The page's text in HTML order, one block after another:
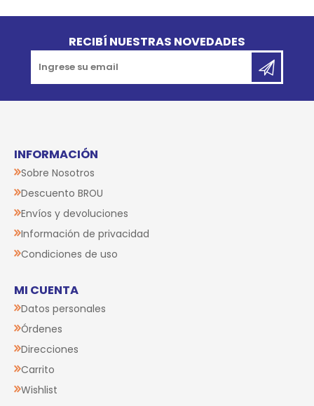
RECIBÍ NUESTRAS NOVEDADES
INFORMACIÓN
Sobre Nosotros
Descuento BROU
Envíos y devoluciones
Información de privacidad
Condiciones de uso
MI CUENTA
Datos personales
Órdenes
Direcciones
Carrito
Wishlist